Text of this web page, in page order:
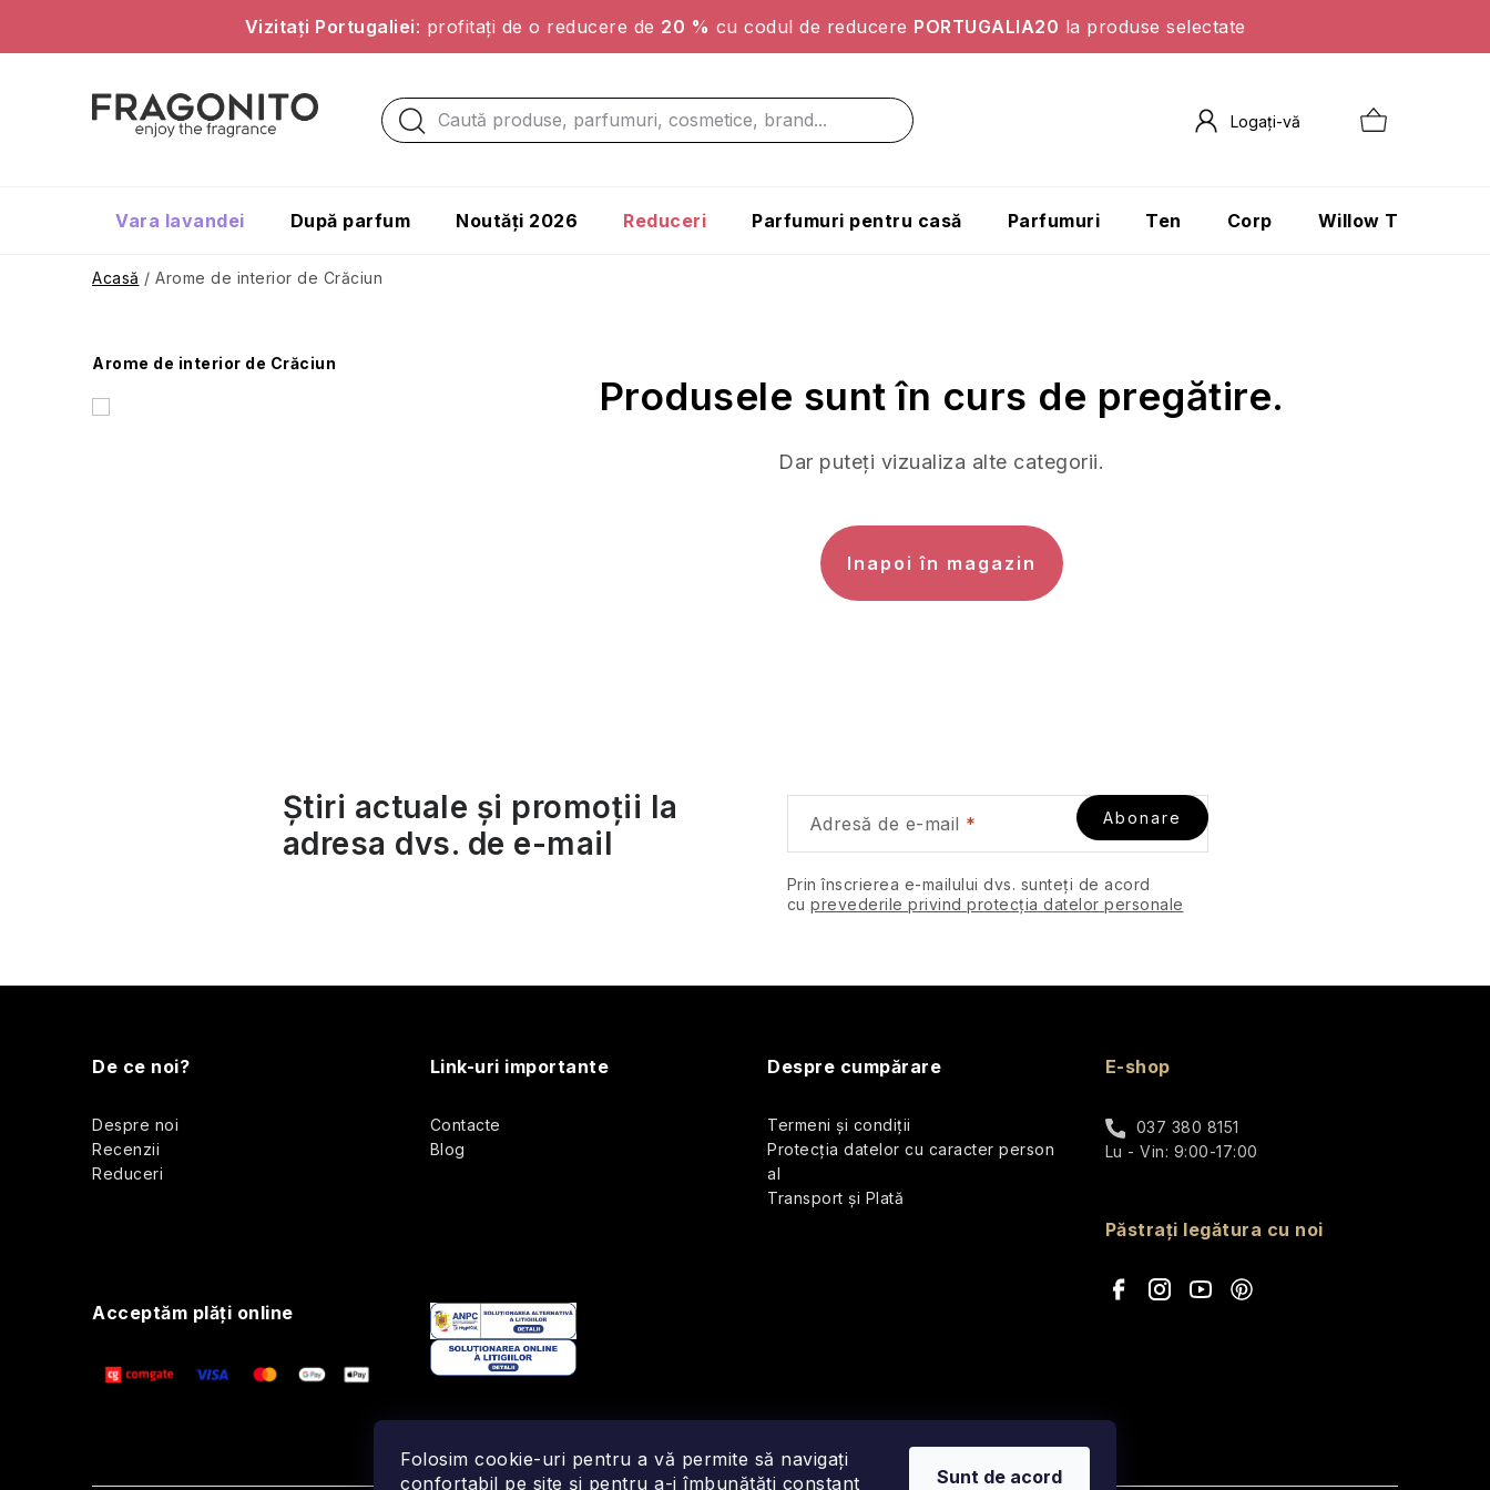
Vizitați Portugaliei: profitați de o reducere de 20 % cu codul de reducere PORTUGALIA20 la produse selectate
Folosim cookie-uri pentru a vă permite să navigați
confortabil pe site și pentru a-i îmbunătăți constant
Sunt de acord
Vara lavandei După parfum Noutăți 2026 Reduceri Parfumuri pentru casă Parfumuri Ten Corp Willow Tree
Acasă / Arome de interior de Crăciun
B
a
Arome de interior de Crăciun
Produsele sunt în curs de pregătire.
Dar puteţi vizualiza alte categorii.
Inapoi în magazin
Știri actuale și promoții la
adresa dvs. de e-mail
Adresă de e-mail
Prin înscrierea e-mailului dvs. sunteți de acord
cu prevederile privind protecția datelor personale
Abonare
De ce noi?
Despre noi
Recenzii
Reduceri
Link-uri importante
Contacte
Blog
Despre cumpărare
Termeni și condiții
Protecția datelor cu caracter person
al
Transport și Plată
E-shop
037 380 8151
Lu - Vin: 9:00-17:00
Păstrați legătura cu noi
Acceptăm plăţi online